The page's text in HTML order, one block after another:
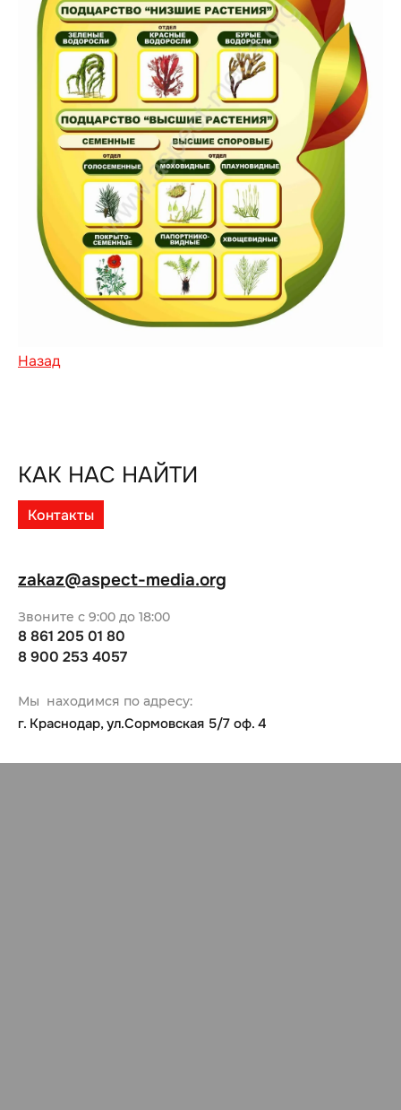
Назад
КАК НАС НАЙТИ
Контакты
Мы находимся по адресу:
г. Краснодар, ул.Сормовская 5/7 оф. 4
Звоните с 9:00 до 18:00
8 861 205 01 80
8 900 253 4057
zakaz@aspect-media.org